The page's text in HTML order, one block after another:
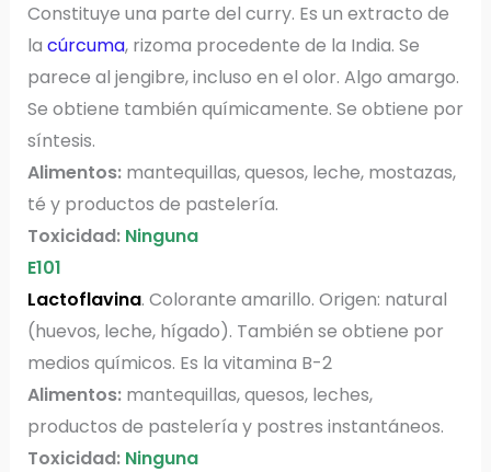
Constituye una parte del curry. Es un extracto de
la cúrcuma, rizoma procedente de la India. Se
parece al jengibre, incluso en el olor. Algo amargo.
Se obtiene también químicamente. Se obtiene por
síntesis.
Alimentos:mantequillas, quesos, leche, mostazas,
té y productos de pastelería.
Toxicidad: Ninguna
E101
Lactoflavina. Colorante amarillo. Origen: natural
(huevos, leche, hígado). También se obtiene por
medios químicos. Es la vitamina B-2
Alimentos:mantequillas, quesos, leches,
productos de pastelería y postres instantáneos.
Toxicidad:Ninguna